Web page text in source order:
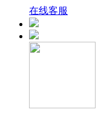
在线客服